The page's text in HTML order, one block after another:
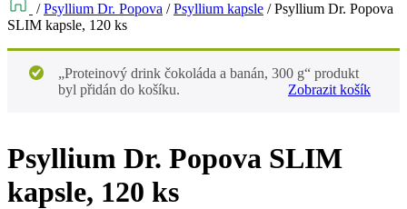
/Psyllium Dr. Popova /Psyllium kapsle /Psyllium Dr. Popova
SLIM kapsle, 120 ks
„Proteinový drink čokoláda a banán, 300 g“ produkt
byl přidán do košíku.
Zobrazit košík
Psyllium Dr. Popova SLIM
kapsle, 120 ks